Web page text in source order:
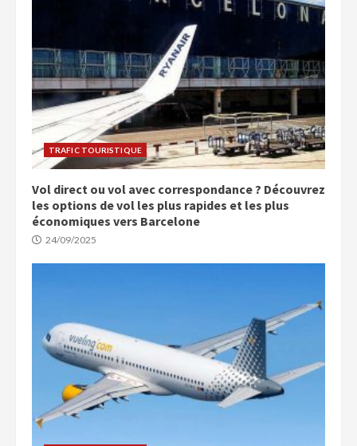
TRAFIC TOURISTIQUE
Vol direct ou vol avec correspondance ? Découvrez
les options de vol les plus rapides et les plus
économiques vers Barcelone
24/09/2025